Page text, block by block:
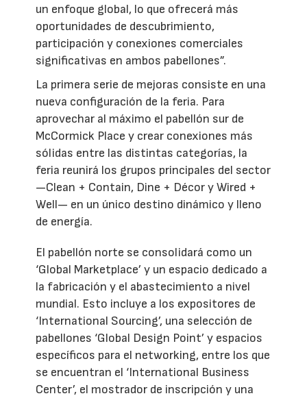
un enfoque global, lo que ofrecerá más
oportunidades de descubrimiento,
participación y conexiones comerciales
significativas en ambos pabellones”.
La primera serie de mejoras consiste en una
nueva configuración de la feria. Para
aprovechar al máximo el pabellón sur de
McCormick Place y crear conexiones más
sólidas entre las distintas categorías, la
feria reunirá los grupos principales del sector
—Clean + Contain, Dine + Décor y Wired +
Well— en un único destino dinámico y lleno
de energía.
El pabellón norte se consolidará como un
‘Global Marketplace’ y un espacio dedicado a
la fabricación y el abastecimiento a nivel
mundial. Esto incluye a los expositores de
‘International Sourcing’, una selección de
pabellones ‘Global Design Point’ y espacios
específicos para el networking, entre los que
se encuentran el ‘International Business
Center’, el mostrador de inscripción y una